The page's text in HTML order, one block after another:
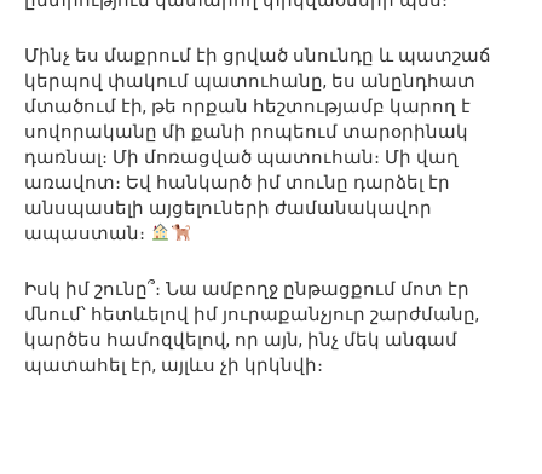
Մինչ ես մաքրում էի ցրված սնունդը և պատշաճ
կերպով փակում պատուհանը, ես անընդհատ
մտածում էի, թե որքան հեշտությամբ կարող է
սովորականը մի քանի րոպեում տարօրինակ
դառնալ։ Մի մոռացված պատուհան։ Մի վաղ
առավոտ։ Եվ հանկարծ իմ տունը դարձել էր
անսպասելի այցելուների ժամանակավոր
ապաստան։
Իսկ իմ շունը՞։ Նա ամբողջ ընթացքում մոտ էր
մնում՝ հետևելով իմ յուրաքանչյուր շարժմանը,
կարծես համոզվելով, որ այն, ինչ մեկ անգամ
պատահել էր, այլևս չի կրկնվի։